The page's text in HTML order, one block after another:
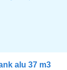
alu 37 m3